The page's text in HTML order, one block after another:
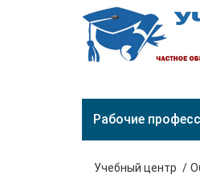
Рабочие
Учебный центр